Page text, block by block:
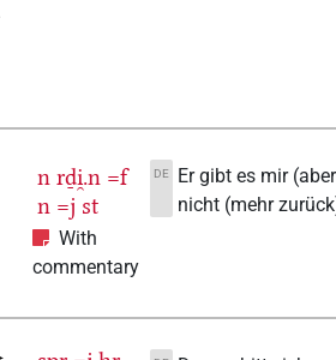
n rḏi̯.n =f
n =j st
With
commentary
DE
Er gibt es mir
nicht (mehr